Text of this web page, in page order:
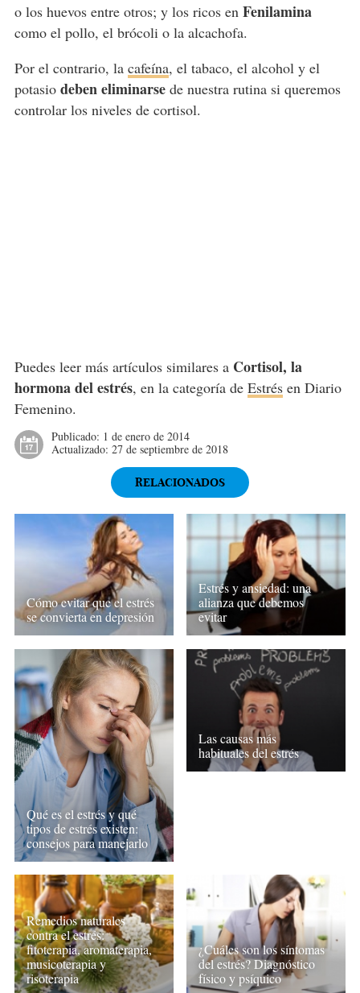
o los huevos entre otros; y los ricos en Fenilamina
como el pollo, el brócoli o la alcachofa.
Por el contrario, la cafeína, el tabaco, el alcohol y el
potasio deben eliminarsede nuestra rutina si queremos
controlar los niveles de cortisol.
Puedes leer más artículos similares a Cortisol, la
hormona del estrés, en la categoría de Estrésen Diario
Femenino.
Publicado: 1 de enero de 2014
Actualizado: 27 de septiembre de 2018
RELACIONADOS
Cómo evitar que el estrés
se convierta en depresión
Estrés y ansiedad: una
alianza que debemos
evitar
Qué es el estrés y qué
tipos de estrés existen:
consejos para manejarlo
Las causas más
habituales del estrés
Remedios naturales
contra el estrés:
fitoterapia, aromaterapia,
musicoterapia y
risoterapia
¿Cuáles son los síntomas
del estrés? Diagnóstico
físico y psíquico